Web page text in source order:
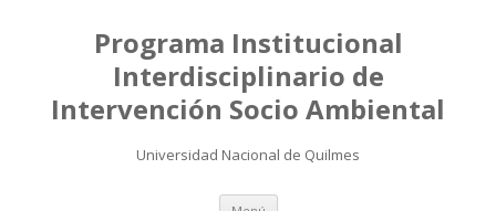
Programa Institucional
Interdisciplinario de
Intervención Socio Ambiental
Universidad Nacional de Quilmes
Saltar